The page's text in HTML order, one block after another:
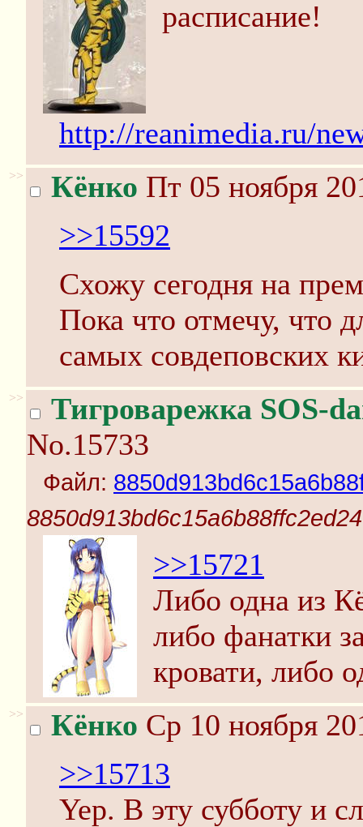
расписание!
http://reanimedia.ru/
>> Кёнко Пт 05 ноября
>>15592
Схожу сегодня на
Пока что отмечу, что
самых совдеповских
>>
Тигроварежка SOS-
No.15733
Файл:
>>15721
Либо одна из
либо фанатки
кровати, либо
>> Кёнко Ср 10 ноября
>>15713
Yep. В эту субботу и